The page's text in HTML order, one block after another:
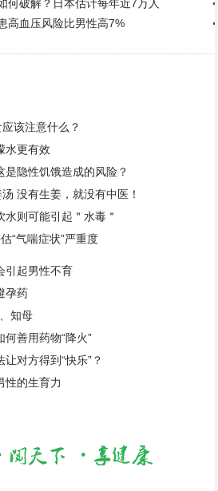
何破解？日本估计每年近7万人
高血压风险比男性高7%
该注意什么？
水更有效
隐性饥饿造成的风险？
没有生姜，就没有中医！
则可能引起＂水毒＂
“气喘症状”严重度
引起男性不育
孕药
知母
善用药物“降火”
对方得到“快乐”？
性的生育力